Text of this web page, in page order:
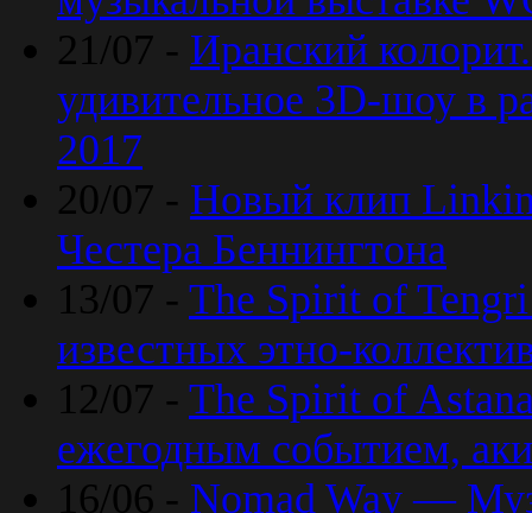
21/07 - Иранский
удивительное 3D-шоу в
2017
20/07 - Новый клип Linkin
Честера Беннингтона
13/07 - The Spirit of Tengri
известных этно-
12/07 - The Spirit of
ежегодным событием,
16/06 - Nomad Way —